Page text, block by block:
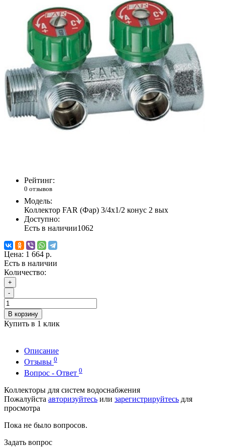
Рейтинг:
0 отзывов
Модель:
Коллектор FAR (Фар) 3/4х1/2 конус 2 вых
Доступно:
Есть в наличии1062
Цена: 1 664 р.
Есть в наличии
Количество:
+
-
В корзину
Купить в 1 клик
Описание
Отзывы 0
Вопрос - Ответ 0
Коллекторы для систем водоснабжения
Пожалуйста авторизуйтесь или зарегистрируйтесь для
просмотра
Пока не было вопросов.
Задать вопрос